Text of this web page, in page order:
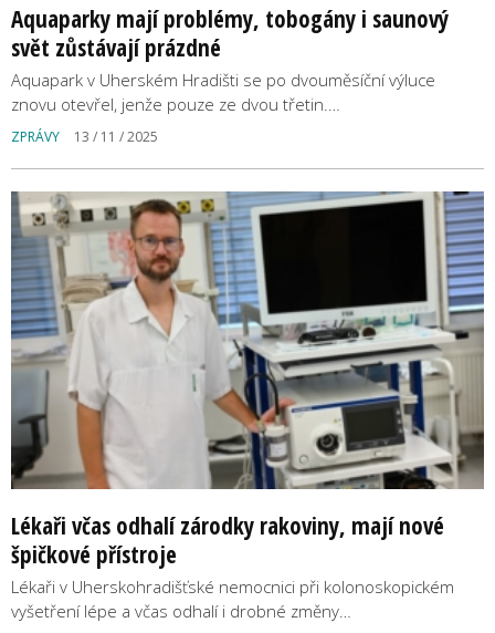
Aquaparky mají problémy, tobogány i saunový
svět zůstávají prázdné
Aquapark v Uherském Hradišti se po dvouměsíční výluce
znovu otevřel, jenže pouze ze dvou třetin.…
ZPRÁVY 13 / 11 / 2025
Lékaři včas odhalí zárodky rakoviny, mají nové
špičkové přístroje
Lékaři v Uherskohradišťské nemocnici při kolonoskopickém
vyšetření lépe a včas odhalí i drobné změny…